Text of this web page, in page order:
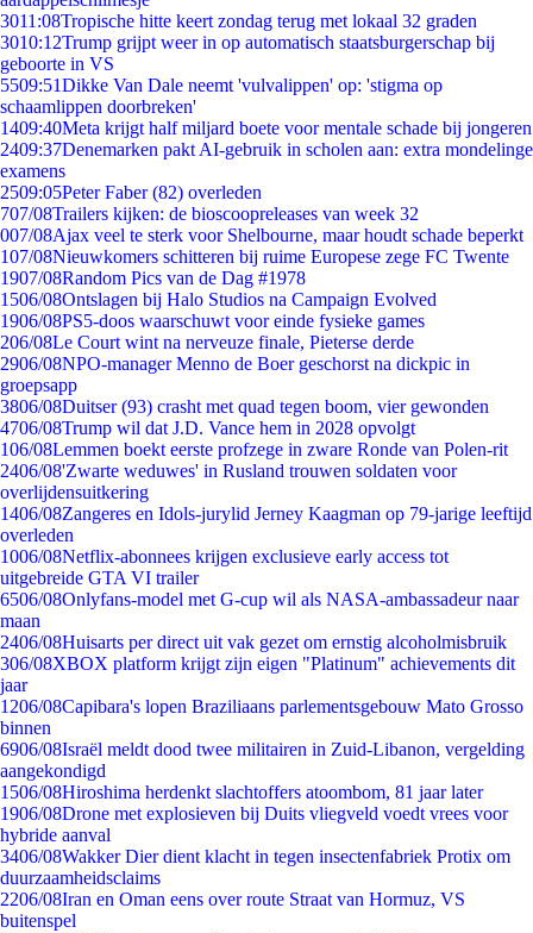
3011:08Tropische hitte keert zondag terug met lokaal 32 graden
3010:12Trump grijpt weer in op automatisch staatsburgerschap bij
geboorte in VS
5509:51Dikke Van Dale neemt 'vulvalippen' op: 'stigma op
schaamlippen doorbreken'
1409:40Meta krijgt half miljard boete voor mentale schade bij jongeren
2409:37Denemarken pakt AI-gebruik in scholen aan: extra mondelinge
examens
2509:05Peter Faber (82) overleden
707/08Trailers kijken: de bioscoopreleases van week 32
007/08Ajax veel te sterk voor Shelbourne, maar houdt schade beperkt
107/08Nieuwkomers schitteren bij ruime Europese zege FC Twente
1907/08Random Pics van de Dag #1978
1506/08Ontslagen bij Halo Studios na Campaign Evolved
1906/08PS5-doos waarschuwt voor einde fysieke games
206/08Le Court wint na nerveuze finale, Pieterse derde
2906/08NPO-manager Menno de Boer geschorst na dickpic in
groepsapp
3806/08Duitser (93) crasht met quad tegen boom, vier gewonden
4706/08Trump wil dat J.D. Vance hem in 2028 opvolgt
106/08Lemmen boekt eerste profzege in zware Ronde van Polen-rit
2406/08'Zwarte weduwes' in Rusland trouwen soldaten voor
overlijdensuitkering
1406/08Zangeres en Idols-jurylid Jerney Kaagman op 79-jarige leeftijd
overleden
1006/08Netflix-abonnees krijgen exclusieve early access tot
uitgebreide GTA VI trailer
6506/08Onlyfans-model met G-cup wil als NASA-ambassadeur naar
maan
2406/08Huisarts per direct uit vak gezet om ernstig alcoholmisbruik
306/08XBOX platform krijgt zijn eigen "Platinum" achievements dit
jaar
1206/08Capibara's lopen Braziliaans parlementsgebouw Mato Grosso
binnen
6906/08Israël meldt dood twee militairen in Zuid-Libanon, vergelding
aangekondigd
1506/08Hiroshima herdenkt slachtoffers atoombom, 81 jaar later
1906/08Drone met explosieven bij Duits vliegveld voedt vrees voor
hybride aanval
3406/08Wakker Dier dient klacht in tegen insectenfabriek Protix om
duurzaamheidsclaims
2206/08Iran en Oman eens over route Straat van Hormuz, VS
buitenspel